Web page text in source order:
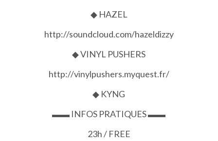
◆ HAZEL
http://soundcloud.com/hazeldizzy
◆ VINYL PUSHERS
http://vinylpushers.myquest.fr/
◆ KYNG
▬▬ INFOS PRATIQUES ▬▬
23h / FREE